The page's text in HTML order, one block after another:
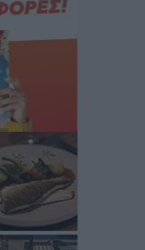
μητέρα και
σαν ταινία
της Χαρούλας
οδήγησαν στο
21 Αυγούστου